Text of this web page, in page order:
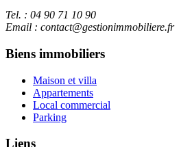
Tel. : 04 90 71 10 90
Email : contact@gestionimmobiliere.fr
Biens immobiliers
Maison et villa
Appartements
Local commercial
Parking
Liens